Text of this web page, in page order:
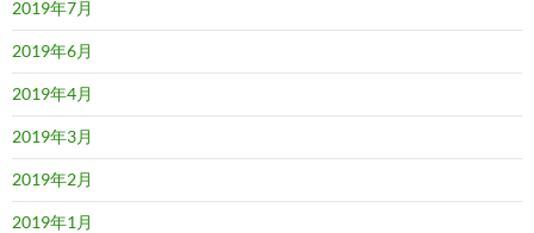
2019年7月
2019年6月
2019年4月
2019年3月
2019年2月
2019年1月